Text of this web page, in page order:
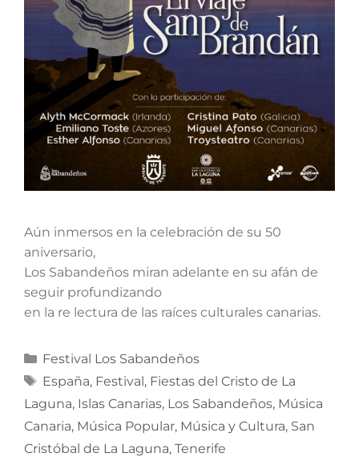
Aún inmersos en la celebración de su 50
aniversario,
Los Sabandeños miran adelante en su afán de
seguir profundizando
en la re lectura de las raíces culturales canarias.
Festival Los Sabandeños
España, Festival, Fiestas del Cristo de La
Laguna, Islas Canarias, Los Sabandeños, Música
Canaria, Música Popular, Música y Cultura, San
Cristóbal de La Laguna, Tenerife